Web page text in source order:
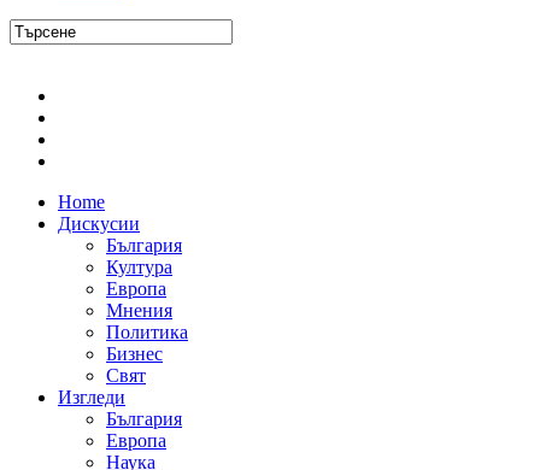
Home
Дискусии
България
Култура
Европа
Мнения
Политика
Бизнес
Свят
Изгледи
България
Европа
Наука